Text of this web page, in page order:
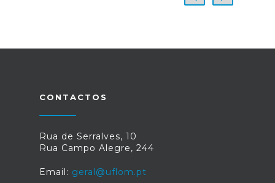
CONTACTOS
Rua de Serralves, 10
Rua Campo Alegre, 244
Email: geral@uflom.pt